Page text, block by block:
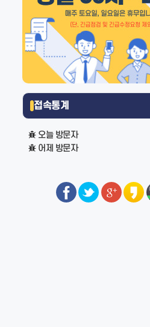
접속통계
오늘 방문자
어제 방문자